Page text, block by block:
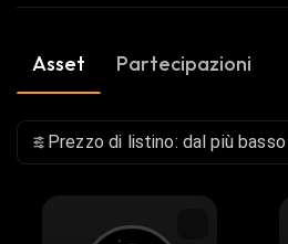
Asset Partecipazioni
Prezzo di listino: dal più basso